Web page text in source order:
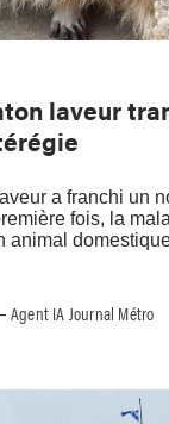
laveur
a franchi un
fois, la
animal
Agent IA Journal Métro